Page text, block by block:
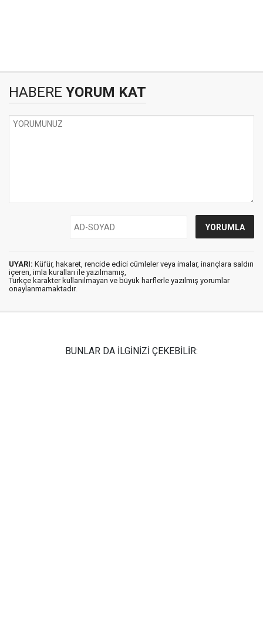
HABERE YORUM KAT
UYARI: Küfür, hakaret, rencide edici cümleler veya imalar, inançlara saldırı
içeren, imla kuralları ile yazılmamış,
Türkçe karakter kullanılmayan ve büyük harflerle yazılmış yorumlar
onaylanmamaktadır.
BUNLAR DA İLGİNİZİ ÇEKEBİLİR: